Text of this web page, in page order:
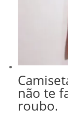
não te
roubo.